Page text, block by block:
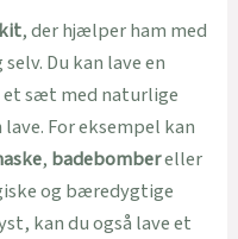
, der hjælper ham med
Du kan lave en
et sæt med naturlige
For eksempel kan
, badebombereller
og bæredygtige
kan du også lave et